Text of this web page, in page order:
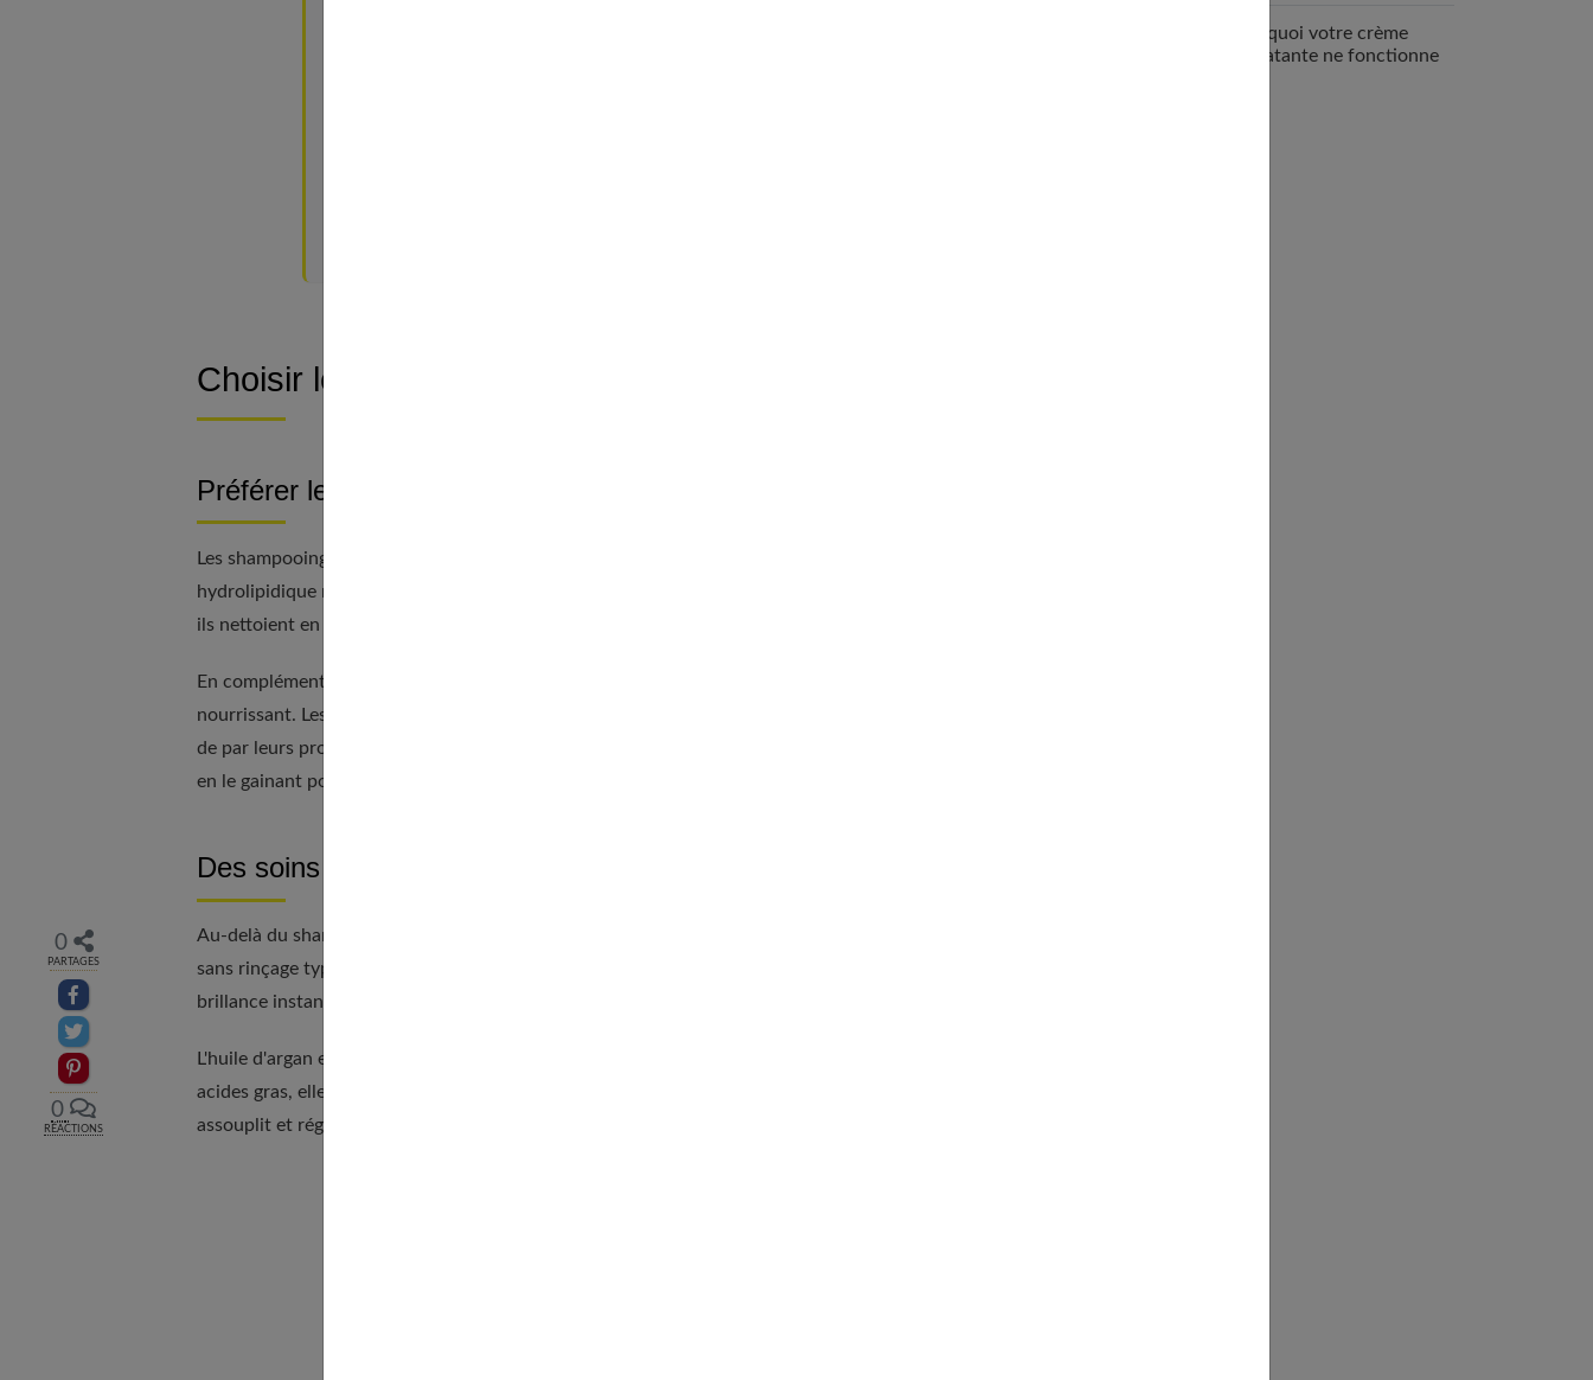
0
PARTAGES
Partager sur facebook
Partager sur Twitter
Epingler sur Pinterest
0
RÉACTIONS
Choisir les bons produits capillaires hydratants
Préférer les formules douces sans sulfates
Les shampooings sans sulfates sont idéaux pour les cheveux secs car ils n'altèrent pas le film
hydrolipidique naturel du cheveu. Contrairement aux formules classiques qui peuvent être agressives,
ils nettoient en douceur sans dessécher davantage la fibre capillaire fragilisée.
En complément du shampooing doux, il est important d'utiliser un après-shampoing riche et
nourrissant. Les ingrédients comme le beurre de karité ou l'huile d'argan sont adaptés aux cheveux secs
de par leurs propriétés hydratantes et réparatrices. Ils enveloppent le cheveu d'un voile protecteur tout
en le gainant pour lui redonner de la souplesse et de la brillance.
Des soins riches en beurre de karité ou huile d’argan
Au-delà du shampooing et de l'après-shampoing, il est intéressant d'utiliser ponctuellement des soins
sans rinçage type huiles ou sérums. Appliqués sur cheveux humides ou secs, ils apportent nutrition et
brillance instantanée sans alourdir la chevelure.
L'huile d'argan est réputée pour ses bienfaits sur les longueurs déshydratées. Riche en vitamines et
acides gras, elle répare la fibre en profondeur. Le beurre de karité est quant à lui un émollient qui
assouplit et régénère les cheveux cassants. Quelques gouttes suffisent pour un résultat optimal.
Pourquoi votre crème
hydratante ne fonctionne